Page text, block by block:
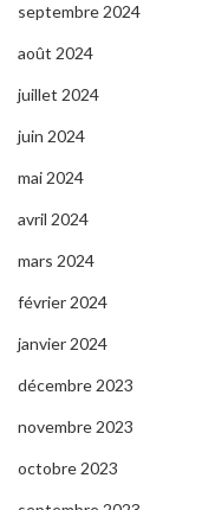
septembre 2024
août 2024
juillet 2024
juin 2024
mai 2024
avril 2024
mars 2024
février 2024
janvier 2024
décembre 2023
novembre 2023
octobre 2023